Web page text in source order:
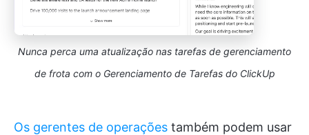
Nunca perca uma atualização nas tarefas de gerenciamento
de frota com o Gerenciamento de Tarefas do ClickUp
Os gerentes de operações também podem usar